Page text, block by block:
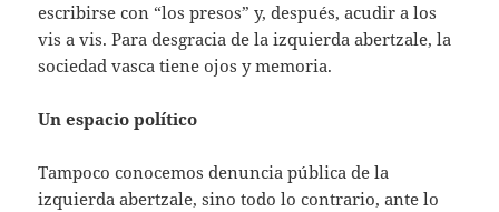
escribirse con “los presos” y, después, acudir a los
vis a vis. Para desgracia de la izquierda abertzale, la
sociedad vasca tiene ojos y memoria.
Un espacio político
Tampoco conocemos denuncia pública de la
izquierda abertzale, sino todo lo contrario, ante lo